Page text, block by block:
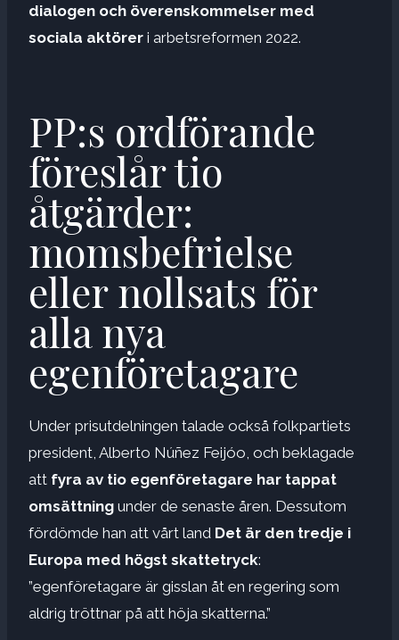
dialogen och överenskommelser med
sociala aktörer i arbetsreformen 2022.
PP:s ordförande
föreslår tio
åtgärder:
momsbefrielse
eller nollsats för
alla nya
egenföretagare
Under prisutdelningen talade också folkpartiets
president, Alberto Núñez Feijóo, och beklagade
att fyra av tio egenföretagare har tappat
omsättning under de senaste åren. Dessutom
fördömde han att vårt land Det är den tredje i
Europa med högst skattetryck:
”egenföretagare är gisslan åt en regering som
aldrig tröttnar på att höja skatterna.”